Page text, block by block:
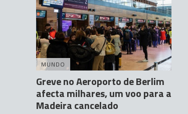
MUNDO
Greve no Aeroporto de Berlim
afecta milhares, um voo para a
Madeira cancelado